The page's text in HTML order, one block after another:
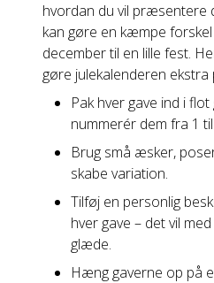
hvordan du vil præsentere
kan gøre en kæmpe
december til en lille fest.
gøre julekalenderen ekstra
Pak hver gave ind i
nummerér dem fra 1
Brug små æsker,
skabe variation.
Tilføj en personlig
hver gave – det vil
glæde.
Hæng gaverne op på